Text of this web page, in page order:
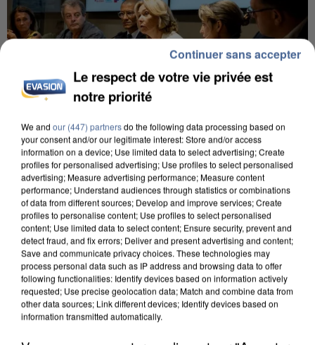
INCENDIES : L’ÎLE-DE-FRANCE LANCE UN ÉLAN
DE SOLIDARITÉ AVEC LES...
Le respect de votre vie privée est
notre priorité
We and our (447) partnersdo the following data processing based on
your consent and/or our legitimate interest: Store and/or access
information on a device; Use limited data to select advertising; Create
profiles for personalised advertising; Use profiles to select personalised
advertising; Measure advertising performance; Measure content
performance; Understand audiences through statistics or combinations
of data from different sources; Develop and improve services; Create
profiles to personalise content; Use profiles to select personalised
content; Use limited data to select content; Ensure security, prevent and
detect fraud, and fix errors; Deliver and present advertising and content;
Save and communicate privacy choices. These technologies may
process personal data such as IP address and browsing data to offer
following functionalities: Identify devices based on information actively
requested; Use precise geolocation data; Match and combine data from
other data sources; Link different devices; Identify devices based on
information transmitted automatically.
Continuer sans accepter